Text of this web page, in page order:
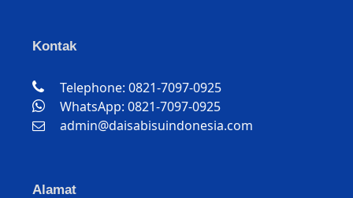
Kontak
Telephone: 0821-7097-0925
WhatsApp: 0821-7097-0925
admin@daisabisuindonesia.com
Alamat